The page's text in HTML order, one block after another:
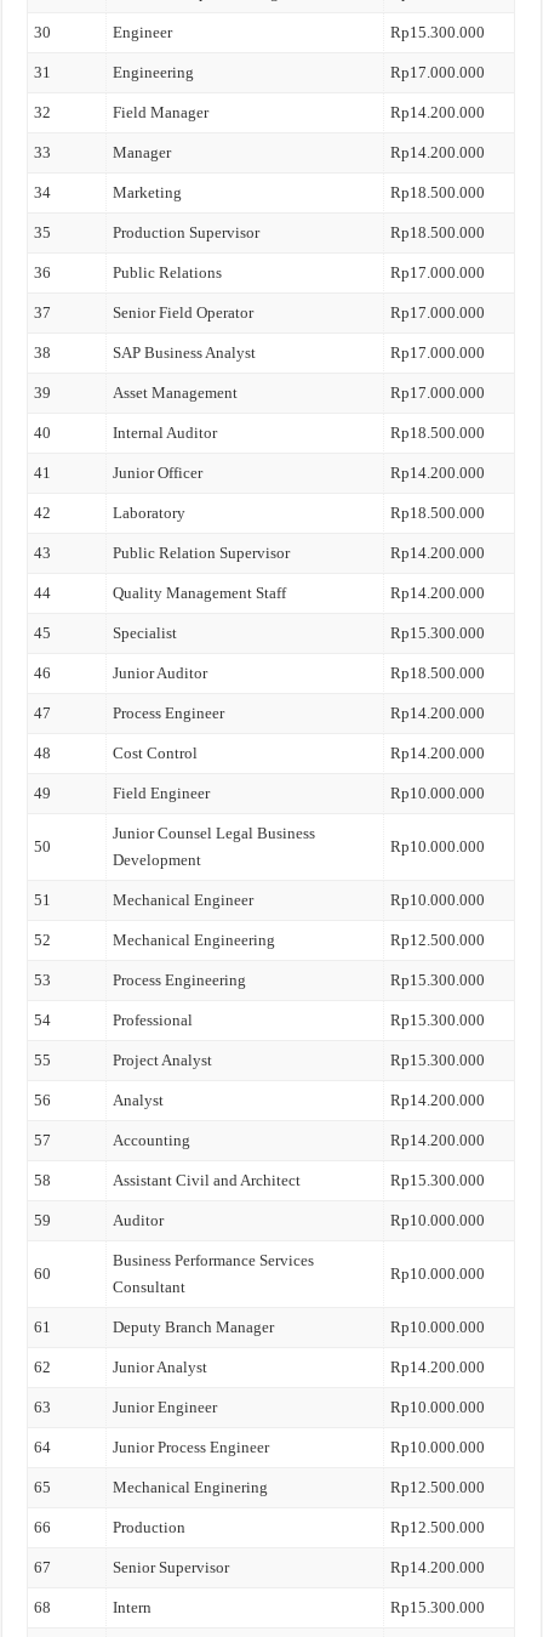
30 Engineer Rp15.300.000
31 Engineering Rp17.000.000
32 Field Manager Rp14.200.000
33 Manager Rp14.200.000
34 Marketing Rp18.500.000
35 Production Supervisor Rp18.500.000
36 Public Relations Rp17.000.000
37 Senior Field Operator Rp17.000.000
38 SAP Business Analyst Rp17.000.000
39 Asset Management Rp17.000.000
40 Internal Auditor Rp18.500.000
41 Junior Officer Rp14.200.000
42 Laboratory Rp18.500.000
43 Public Relation Supervisor Rp14.200.000
44 Quality Management Staff Rp14.200.000
45 Specialist Rp15.300.000
46 Junior Auditor Rp18.500.000
47 Process Engineer Rp14.200.000
48 Cost Control Rp14.200.000
49 Field Engineer Rp10.000.000
50
Junior Counsel Legal Business
Development
Rp10.000.000
51 Mechanical Engineer Rp10.000.000
52 Mechanical Engineering Rp12.500.000
53 Process Engineering Rp15.300.000
54 Professional Rp15.300.000
55 Project Analyst Rp15.300.000
56 Analyst Rp14.200.000
57 Accounting Rp14.200.000
58 Assistant Civil and Architect Rp15.300.000
59 Auditor Rp10.000.000
60
Business Performance Services
Consultant
Rp10.000.000
61 Deputy Branch Manager Rp10.000.000
62 Junior Analyst Rp14.200.000
63 Junior Engineer Rp10.000.000
64 Junior Process Engineer Rp10.000.000
65 Mechanical Enginering Rp12.500.000
66 Production Rp12.500.000
67 Senior Supervisor Rp14.200.000
68 Intern Rp15.300.000